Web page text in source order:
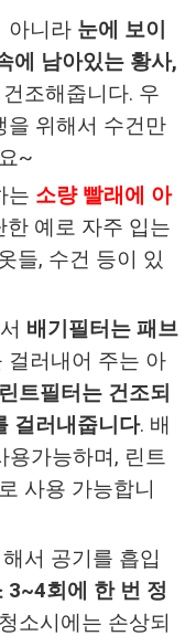
아니라 눈에 보이
에 남아있는 황사,
조해줍니다. 우
을 위해서 수건만
~
는 소량 빨래에 아
한 예로 자주 입는
들, 수건 등이 있
배기필터는 패브
걸러내어 주는 아
린트필터는 건조되
걸러내줍니다. 배
용가능하며, 린트
사용 가능합니
서 공기를 흡입
3~4회에 한 번 정
소시에는 손상되